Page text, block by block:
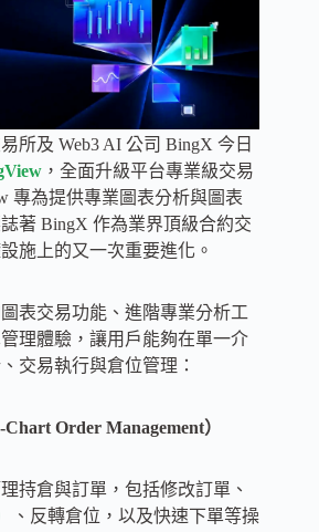
所及 Web3 AI 公司 BingX 今日
，全面升級平台專業級交易
專為提供專業圖表分析與圖表
著 BingX 作為業界頂級合約交
施上的又一次重要進化。
表交易功能、進階專業分析工
理體驗，讓用戶能夠在單一介
交易執行與倉位管理：
Order Management）
持倉與訂單，包括修改訂單、
、反轉倉位，以及快速下單等操